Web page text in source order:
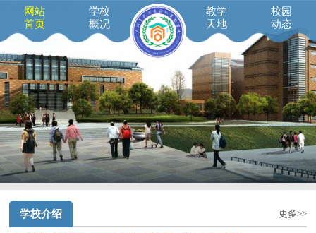
网站
首页
学校
概况
教学
天地
校园
动态
学校介绍 更多>>